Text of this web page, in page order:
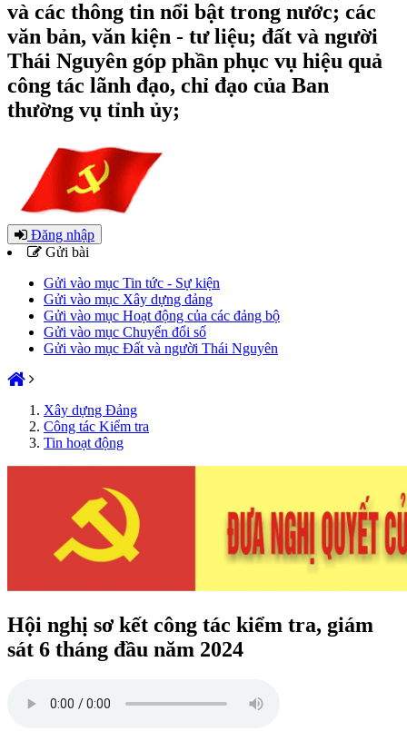
và các thông tin nổi bật trong nước; các
văn bản, văn kiện - tư liệu; đất và người
Thái Nguyên góp phần phục vụ hiệu quả
công tác lãnh đạo, chỉ đạo của Ban
thường vụ tỉnh ủy;
Đăng nhập
Gửi bài
Gửi vào mục Tin tức - Sự kiện
Gửi vào mục Xây dựng đảng
Gửi vào mục Hoạt động của các đảng bộ
Gửi vào mục Chuyển đổi số
Gửi vào mục Đất và người Thái Nguyên
Xây dựng Đảng
Công tác Kiểm tra
Tin hoạt động
Hội nghị sơ kết công tác kiểm tra, giám
sát 6 tháng đầu năm 2024